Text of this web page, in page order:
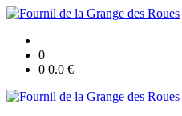
0
0 0.0 €